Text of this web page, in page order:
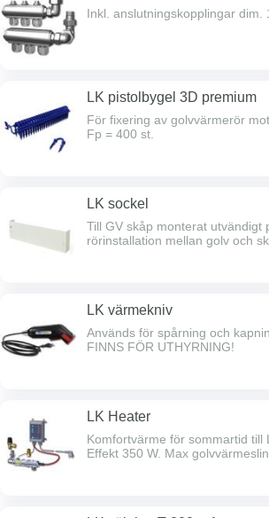
Inkl. anslutningskopplingar dim.
LK pistolbygel 3D premium
För fixering av golvvärmerör
Fp = 400 st.
LK sockel
Till GV skåp monterat utvändigt
rörinstallation mellan golv och
LK värmekniv
Används för spårning och
FINNS FÖR UTHYRNING!
LK Heater
Komfortvärme för sommartid till
Effekt 350 W. Max